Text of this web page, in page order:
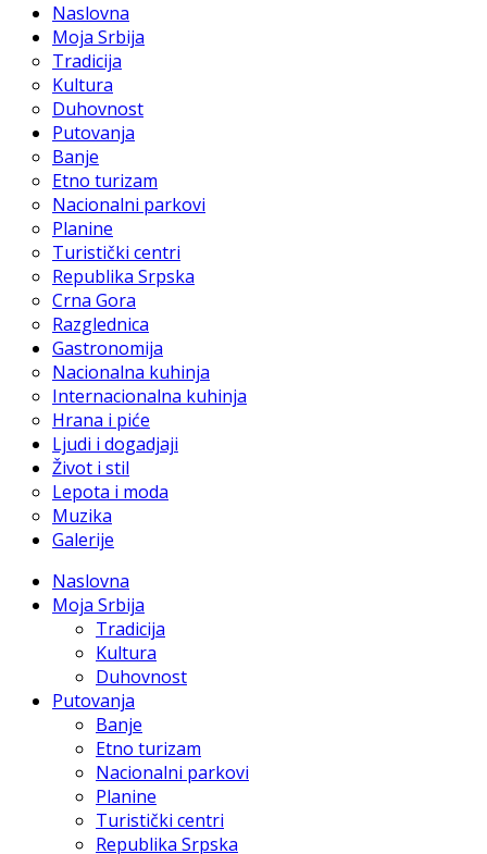
Naslovna
Moja Srbija
Tradicija
Kultura
Duhovnost
Putovanja
Banje
Etno turizam
Nacionalni parkovi
Planine
Turistički centri
Republika Srpska
Crna Gora
Razglednica
Gastronomija
Nacionalna kuhinja
Internacionalna kuhinja
Hrana i piće
Ljudi i dogadjaji
Život i stil
Lepota i moda
Muzika
Galerije
Naslovna
Moja Srbija
Tradicija
Kultura
Duhovnost
Putovanja
Banje
Etno turizam
Nacionalni parkovi
Planine
Turistički centri
Republika Srpska